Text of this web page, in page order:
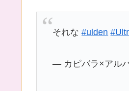
それな#ulden
— カピバラ×アル